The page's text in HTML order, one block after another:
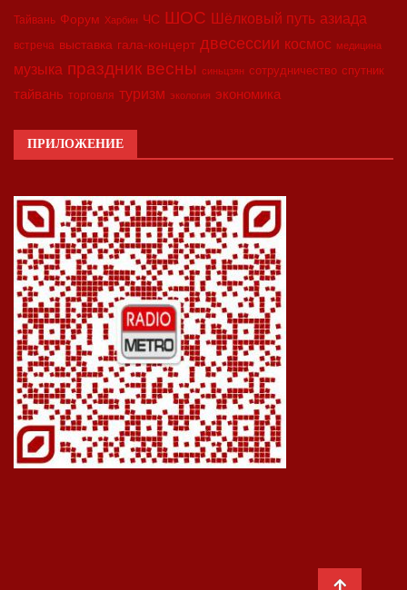
Тайвань Форум Харбин ЧС ШОС Шёлковый путь азиада
встреча выставка гала-концерт двесессии космос медицина
музыка праздник весны синьцзян сотрудничество спутник
тайвань торговля туризм экология экономика
ПРИЛОЖЕНИЕ